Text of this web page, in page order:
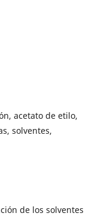
acetato de etilo,
solventes,
de los solventes